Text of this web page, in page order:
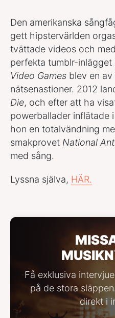
Den amerikanska
gett hipstervärlden
tvättade videos och
perfekta tumblr-inlägget
Video Games blev en av
nätsenastioner. 2012
Die, och efter att ha
powerballader inflätade
hon en totalvändning
smakprovet National
med sång.
Lyssna själva, HÄR.
Få exklusiva
på de stora
direkt i